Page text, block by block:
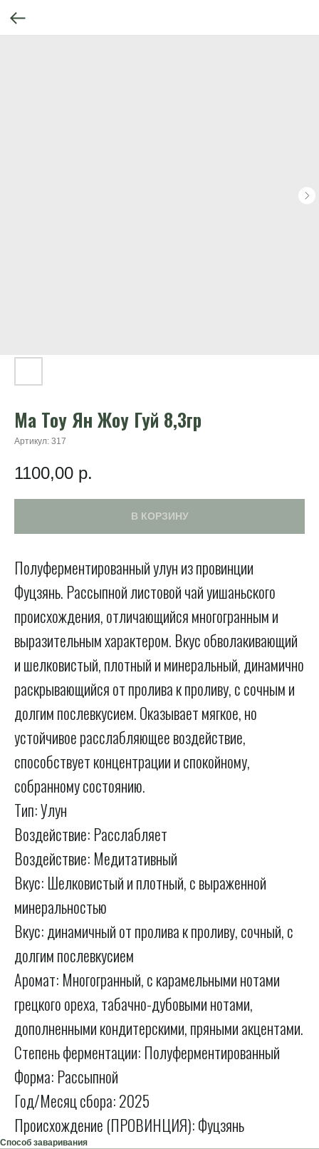
Ма Тоу Ян Жоу Гуй 8,3гр
Артикул: 317
1100,00 р.
В КОРЗИНУ
Полуферментированный улун из провинции
Фуцзянь. Рассыпной листовой чай уишаньского
происхождения, отличающийся многогранным и
выразительным характером. Вкус обволакивающий
и шелковистый, плотный и минеральный, динамично
раскрывающийся от пролива к проливу, с сочным и
долгим послевкусием. Оказывает мягкое, но
устойчивое расслабляющее воздействие,
способствует концентрации и спокойному,
собранному состоянию.
Тип: Улун
Воздействие: Расслабляет
Воздействие: Медитативный
Вкус: Шелковистый и плотный, с выраженной
минеральностью
Вкус: динамичный от пролива к проливу, сочный, с
долгим послевкусием
Аромат: Многогранный, с карамельными нотами
грецкого ореха, табачно-дубовыми нотами,
дополненными кондитерскими, пряными акцентами.
Степень ферментации: Полуферментированный
Форма: Рассыпной
Год/Месяц сбора: 2025
Происхождение (ПРОВИНЦИЯ): Фуцзянь
Способ заваривания